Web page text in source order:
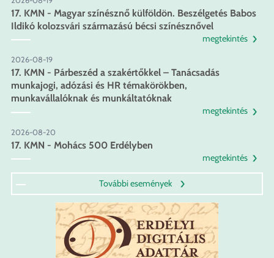
17. KMN - Magyar színésznő külföldön. Beszélgetés Babos
Ildikó kolozsvári származású bécsi színésznővel
megtekintés
2026-08-19
17. KMN - Párbeszéd a szakértőkkel – Tanácsadás
munkajogi, adózási és HR témakörökben,
munkavállalóknak és munkáltatóknak
megtekintés
2026-08-20
17. KMN - Mohács 500 Erdélyben
megtekintés
További események